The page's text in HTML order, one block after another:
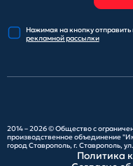
Нажимая на кнопку отправить
рекламной рассылки
2014 – 2026 ©Общество с
производственное объединение
город Ставрополь, г. Ставрополь,
Политика